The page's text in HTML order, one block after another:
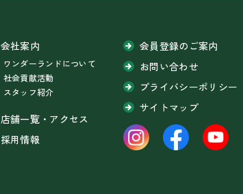
会社案内
ワンダーランドについて
社会貢献活動
スタッフ紹介
店舗一覧・アクセス
採用情報
会員登録のご案内
お問い合わせ
プライバシーポリシー
サイトマップ